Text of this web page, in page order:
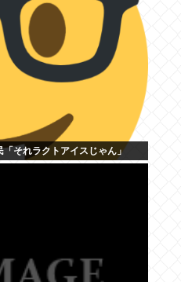
それラクトアイスじゃん」